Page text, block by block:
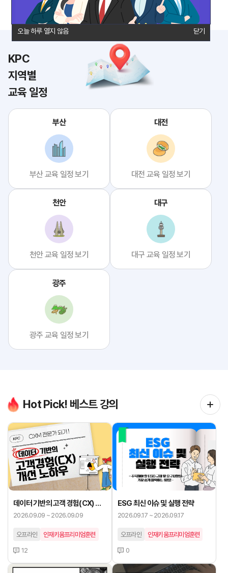
KPC
지역별
교육 일정
부산
부산 교육 일정 보기
대전
대전 교육 일정 보기
천안
천안 교육 일정 보기
대구
대구 교육 일정 보기
광주
광주 교육 일정 보기
Hot Pick! 베스트 강의
데이터 기반의 고객 경험(CX) 개
선 노하우
2026.09.09 ~ 2026.09.09
오프라인 인재키움프리미엄훈련
12
ESG 최신 이슈 및 실행 전략
2026.09.17 ~ 2026.09.17
오프라인 인재키움프리미엄훈련
0
오늘 하루 열지 않음 닫기
오늘 하루 열지 않음 닫기